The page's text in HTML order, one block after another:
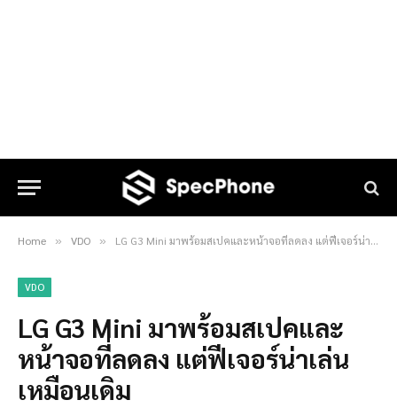
Home » VDO » LG G3 Mini มาพร้อมสเปคและหน้าจอที่ลดลง แต่ฟีเจอร์น่าเล่นเหมือนเดิม
VDO
LG G3 Mini มาพร้อมสเปคและ
หน้าจอที่ลดลง แต่ฟีเจอร์น่าเล่น
เหมือนเดิม